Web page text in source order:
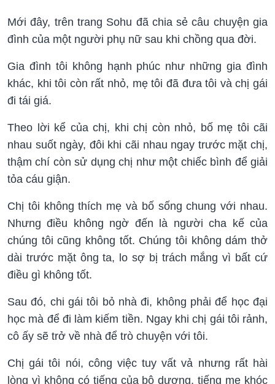
Mới đây, trên trang Sohu đã chia sẻ câu chuyện gia
đình của một người phụ nữ sau khi chồng qua đời.
Gia đình tôi không hạnh phúc như những gia đình
khác, khi tôi còn rất nhỏ, mẹ tôi đã đưa tôi và chị gái
đi tái giá.
Theo lời kể của chị, khi chị còn nhỏ, bố mẹ tôi cãi
nhau suốt ngày, đôi khi cãi nhau ngay trước mặt chị,
thậm chí còn sử dụng chị như một chiếc bình để giải
tỏa cáu giận.
Chị tôi không thích mẹ và bố sống chung với nhau.
Nhưng điều không ngờ đến là người cha kế của
chúng tôi cũng không tốt. Chúng tôi không dám thở
dài trước mặt ông ta, lo sợ bị trách mắng vì bất cứ
điều gì không tốt.
Sau đó, chi gái tôi bỏ nhà đi, không phải để học đại
học mà để đi làm kiếm tiền. Ngay khi chị gái tôi rảnh,
cô ấy sẽ trở về nhà để trò chuyện với tôi.
Chị gái tôi nói, công việc tuy vất vả nhưng rất hài
lòng vì không có tiếng của bộ dượng, tiếng mẹ khóc